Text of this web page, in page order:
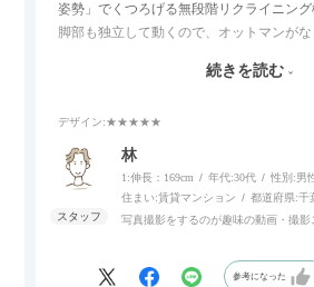
姿勢」でくつろげる無段階リクライニング
脚部も独立して動くので、オットマンが
スマホやタブレットを充電しながらリラッ
個人的にはコードレス＆充電式なので、コ
にせず、好きな場所に置けるのが画期的に
続きを読む
デザイン:★★★★★
林
1:伸長：169cm 年代:30代 性別:男
住まい:賃貸マンション 都道府県:千
写真撮影をするのが趣味の動画・撮影
参考になった